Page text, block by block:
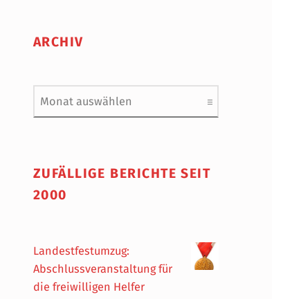
ARCHIV
Archiv
ZUFÄLLIGE BERICHTE SEIT
2000
Landestfestumzug:
Abschlussveranstaltung für
die freiwilligen Helfer